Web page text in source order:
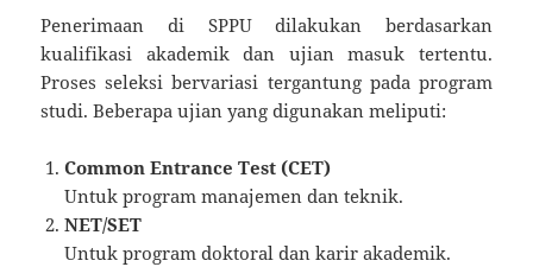
Penerimaan di SPPU dilakukan berdasarkan
kualifikasi akademik dan ujian masuk tertentu.
Proses seleksi bervariasi tergantung pada program
studi. Beberapa ujian yang digunakan meliputi:
Common Entrance Test (CET)
Untuk program manajemen dan teknik.
NET/SET
Untuk program doktoral dan karir akademik.